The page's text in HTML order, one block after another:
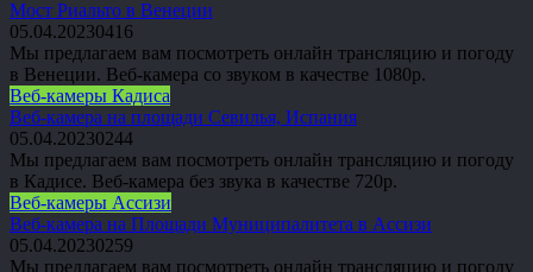
Мост Риальто в Венеции
05.04.20230416
Мы предлагаем вам посмотреть онлайн трансляцию и погоду
в Венеции. Веб-камера со звуком в качестве 1080p.
Веб-камеры Кадиса
Веб-камера на площади Севилья, Испания
05.04.20230244
Мы предлагаем вам посмотреть онлайн трансляцию и погоду
в Кадисе. Веб-камера без звука в качестве 720p.
Веб-камеры Ассизи
Веб-камера на Площади Муниципалитета в Ассизи
05.04.20230259
Мы предлагаем вам посмотреть онлайн трансляцию и погоду